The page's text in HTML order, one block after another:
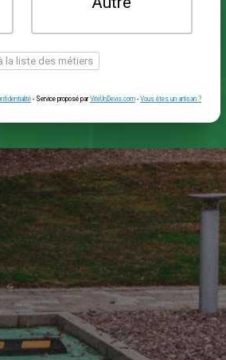
Une prise renforcée
(type greenup)
Je ne sais pas
Retour à la liste
Confidentialité -